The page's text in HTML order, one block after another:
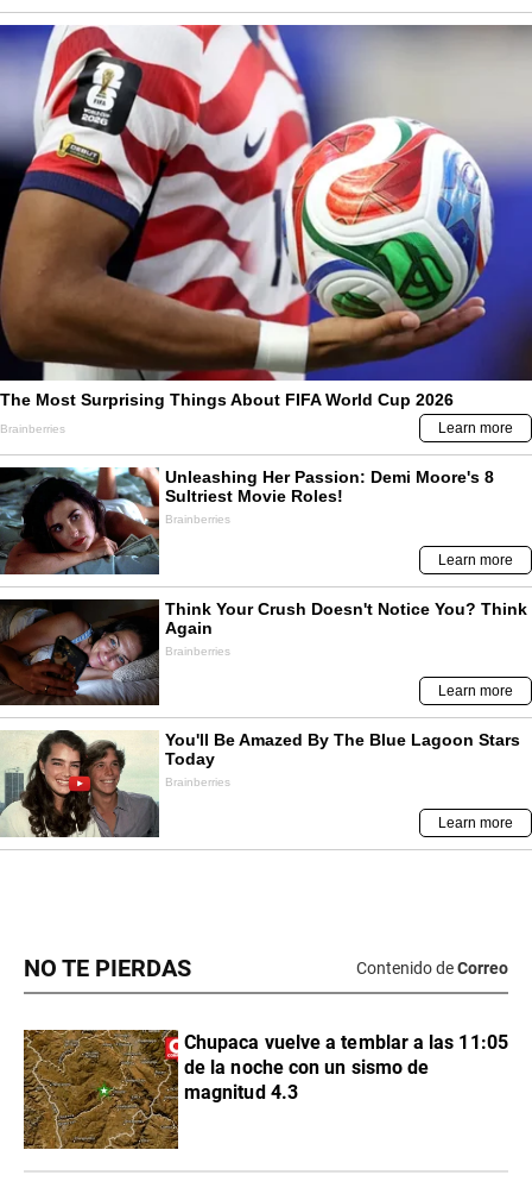
NO TE PIERDAS Contenido deCorreo
Chupaca vuelve a temblar a las 11:05
de la noche con un sismo de
magnitud 4.3